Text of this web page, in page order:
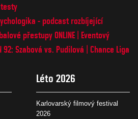
- podcast rozbíjející
přestupy ONLINE
Eventový
92: Szabová vs. Pudilová
Chance Liga
Léto 2026
Karlovarský filmový festival
2026